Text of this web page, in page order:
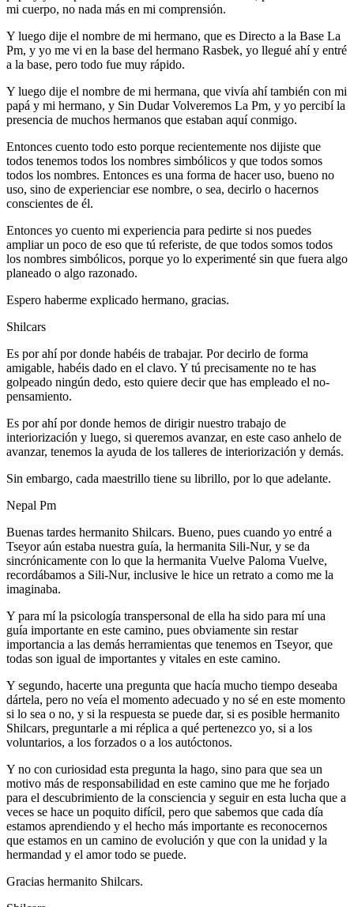
mi cuerpo, no nada más en mi comprensión.
Y luego dije el nombre de mi hermano, que es Directo a la Base La
Pm, y yo me vi en la base del hermano Rasbek, yo llegué ahí y entré
a la base, pero todo fue muy rápido.
Y luego dije el nombre de mi hermana, que vivía ahí también con mi
papá y mi hermano, y Sin Dudar Volveremos La Pm, y yo percibí la
presencia de muchos hermanos que estaban aquí conmigo.
Entonces cuento todo esto porque recientemente nos dijiste que
todos tenemos todos los nombres simbólicos y que todos somos
todos los nombres. Entonces es una forma de hacer uso, bueno no
uso, sino de experienciar ese nombre, o sea, decirlo o hacernos
conscientes de él.
Entonces yo cuento mi experiencia para pedirte si nos puedes
ampliar un poco de eso que tú referiste, de que todos somos todos
los nombres simbólicos, porque yo lo experimenté sin que fuera algo
planeado o algo razonado.
Espero haberme explicado hermano, gracias.
Shilcars
Es por ahí por donde habéis de trabajar. Por decirlo de forma
amigable, habéis dado en el clavo. Y tú precisamente no te has
golpeado ningún dedo, esto quiere decir que has empleado el no-
pensamiento.
Es por ahí por donde hemos de dirigir nuestro trabajo de
interiorización y luego, si queremos avanzar, en este caso anhelo de
avanzar, tenemos la ayuda de los talleres de interiorización y demás.
Sin embargo, cada maestrillo tiene su librillo, por lo que adelante.
Nepal Pm
Buenas tardes hermanito Shilcars. Bueno, pues cuando yo entré a
Tseyor aún estaba nuestra guía, la hermanita Sili-Nur, y se da
sincrónicamente con lo que la hermanita Vuelve Paloma Vuelve,
recordábamos a Sili-Nur, inclusive le hice un retrato a como me la
imaginaba.
Y para mí la psicología transpersonal de ella ha sido para mí una
guía importante en este camino, pues obviamente sin restar
importancia a las demás herramientas que tenemos en Tseyor, que
todas son igual de importantes y vitales en este camino.
Y segundo, hacerte una pregunta que hacía mucho tiempo deseaba
dártela, pero no veía el momento adecuado y no sé en este momento
si lo sea o no, y si la respuesta se puede dar, si es posible hermanito
Shilcars, preguntarle a mi réplica a qué pertenezco yo, si a los
voluntarios, a los forzados o a los autóctonos.
Y no con curiosidad esta pregunta la hago, sino para que sea un
motivo más de responsabilidad en este camino que me he forjado
para el descubrimiento de la consciencia y seguir en esta lucha que a
veces se hace un poquito difícil, pero que sabemos que cada día
estamos aprendiendo y el hecho más importante es reconocernos
que estamos en un camino de evolución y que con la unidad y la
hermandad y el amor todo se puede.
Gracias hermanito Shilcars.